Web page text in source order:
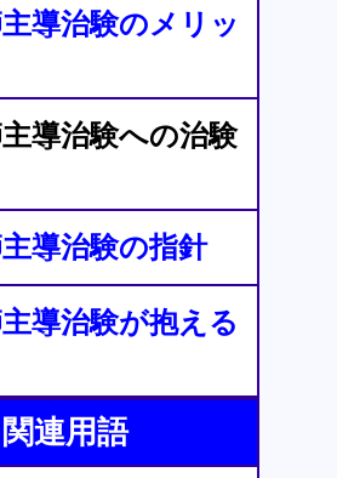
導治験のメリッ
導治験への治験
導治験の指針
導治験が抱える
関連用語